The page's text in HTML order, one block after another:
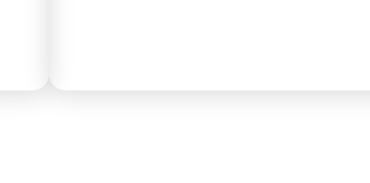
tôt pour protéger durablement